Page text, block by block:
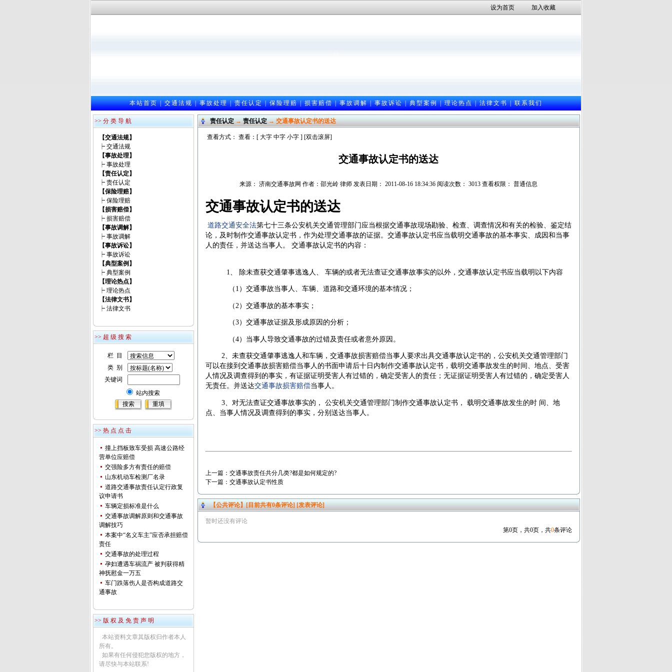
设为首页 加入收藏
本站首页|交通法规|事故处理|责任认定|保险理赔|损害赔偿|事故调解|事故诉讼|典型案例|理论热点|法律文书|联系我们
>> 分 类 导 航
【交通法规】
┝ 交通法规
【事故处理】
┝ 事故处理
【责任认定】
┝ 责任认定
【保险理赔】
┝ 保险理赔
【损害赔偿】
┝ 损害赔偿
【事故调解】
┝ 事故调解
【事故诉讼】
┝ 事故诉讼
【典型案例】
┝ 典型案例
【理论热点】
┝ 理论热点
【法律文书】
┝ 法律文书
>> 超 级 搜 索
栏 目
类 别
关键词
站内搜索
>> 热 点 点 击
撞上挡板致车受损 高速公路经
营单位应赔偿
交强险多方有责任的赔偿
山东机动车检测厂名录
道路交通事故责任认定行政复
议申请书
车辆定损标准是什么
交通事故调解原则和交通事故
调解技巧
本案中“名义车主”应否承担赔偿
责任
交通事故的处理过程
孕妇遭遇车祸流产 被判获得精
神抚慰金一万五
车门跌落伤人是否构成道路交
通事故
>> 版 权 及 免 责 声 明
本站资料文章其版权归作者本人
所有。
如果有任何侵犯您版权的地方，
请尽快与本站联系!
责任认定→责任认定→ 交通事故认定书的送达
查看方式： 查看：[ 大字 中字 小字] [双击滚屏]
交通事故认定书的送达
来源： 济南交通事故网 作者：邵光岭 律师 发表日期： 2011-08-16 18:34:36 阅读次数： 3013 查看权限： 普通信息
交通事故认定书的送达
道路交通安全法第七十三条公安机关交通管理部门应当根据交通事故现场勘验、检查、调查情况和有关的检验、鉴定结
论，及时制作交通事故认定书，作为处理交通事故的证据。交通事故认定书应当载明交通事故的基本事实、成因和当事
人的责任，并送达当事人。 交通事故认定书的内容：
1、 除未查获交通肇事逃逸人、 车辆的或者无法查证交通事故事实的以外， 交通事故认定书应当载明以下内容
（1）交通事故当事人、车辆、道路和交通环境的基本情况；
（2）交通事故的基本事实；
（3）交通事故证据及形成原因的分析；
（4）当事人导致交通事故的过错及责任或者意外原因。
2、未查获交通肇事逃逸人和车辆，交通事故损害赔偿当事人要求出具交通事故认定书的，公安机关交通管理部门
可以在接到 交通事故损害赔偿当事人的书面申请后十日内制作交通事故认定书 ，载明交通事故发生的时间、地点、受害
人情况及调查得到的事实，有证据证明受害人有过错的，确定受害人的责任；无证据证明受害人有过错的，确定受害人
无责任。并送达交通事故损害赔偿当事人。
3、对无法查证交通事故事实的， 公安机关交通管理部门制作交通事故认定书 ， 载明交通事故发生的时 间、地
点、当事人情况及调查得到的事实，分别送达当事人。
上一篇： 交通事故责任共分几类?都是如何规定的?
下一篇： 交通事故认定书性质
【公共评论】[目前共有0条评论][发表评论]
暂时还没有评论
第0页，共0页，共0条评论